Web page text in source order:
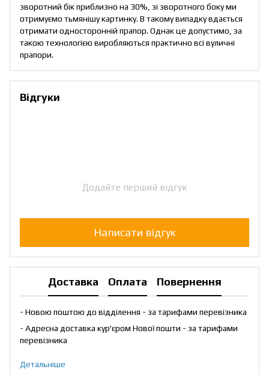
зворотний бік приблизно на 30%, зі зворотного боку ми
отримуємо тьмянішу картинку. В такому випадку вдається
отримати односторонній прапор. Однак це допустимо, за
такою технологією виробляються практично всі вуличні
прапори.
Відгуки
Додайте перший відгук
Написати відгук
Доставка Оплата Повернення
- Новою поштою до відділення - за тарифами перевізника
- Адресна доставка кур'єром Нової пошти - за тарифами
перевізника
Детальніше